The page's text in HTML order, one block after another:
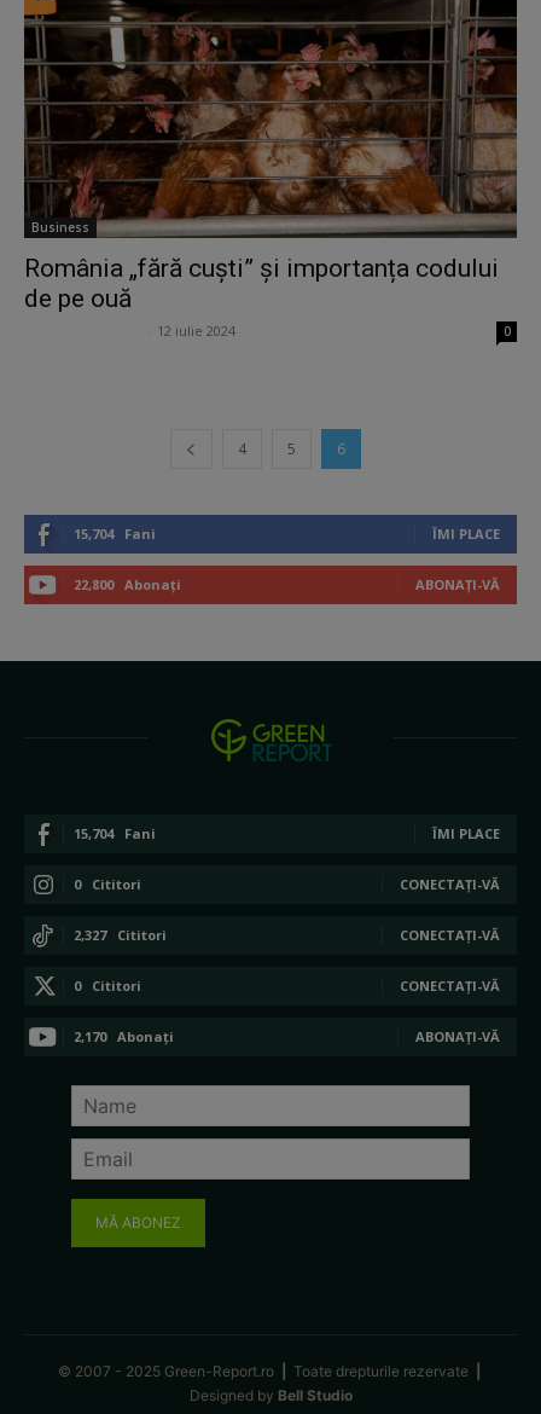
Business
România „fără cuști” și importanța codului
de pe ouă
12 iulie 2024 0
4 5 6
15,704 Fani ÎMI PLACE
22,800 Abonați ABONAȚI-VĂ
15,704 Fani ÎMI PLACE
0 Cititori CONECTAȚI-VĂ
2,327 Cititori CONECTAȚI-VĂ
0 Cititori CONECTAȚI-VĂ
2,170 Abonați ABONAȚI-VĂ
MĂ ABONEZ
© 2007 - 2025 Green-Report.ro Toate drepturile rezervate
Designed by Bell Studio